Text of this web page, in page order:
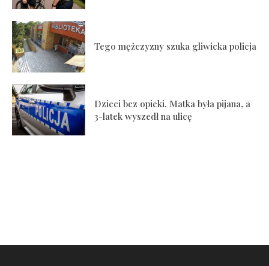
Tego mężczyzny szuka gliwicka policja
Dzieci bez opieki. Matka była pijana, a
3-latek wyszedł na ulicę